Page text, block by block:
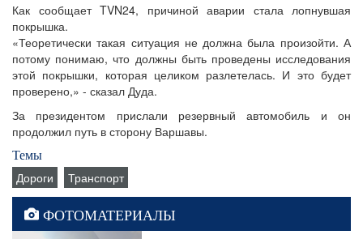
Как сообщает TVN24, причиной аварии стала лопнувшая
покрышка.
«Теоретически такая ситуация не должна была произойти. А
потому понимаю, что должны быть проведены исследования
этой покрышки, которая целиком разлетелась. И это будет
проверено,» - сказал Дуда.
За президентом прислали резервный автомобиль и он
продолжил путь в сторону Варшавы.
Темы
Дороги Транспорт
ФОТОМАТЕРИАЛЫ